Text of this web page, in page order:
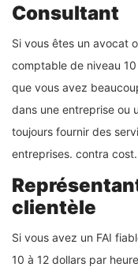
Consultant
Si vous êtes un avocat
comptable de niveau
que vous avez
dans une entreprise ou
toujours fournir des
entreprises. contra cost.
clientèle
Si vous avez un FAI
10 à 12 dollars par